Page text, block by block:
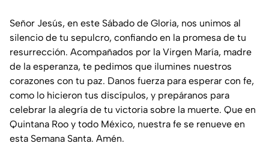
Señor Jesús, en este Sábado de Gloria, nos unimos al
silencio de tu sepulcro, confiando en la promesa de tu
resurrección. Acompañados por la Virgen María, madre
de la esperanza, te pedimos que ilumines nuestros
corazones con tu paz. Danos fuerza para esperar con fe,
como lo hicieron tus discípulos, y prepáranos para
celebrar la alegría de tu victoria sobre la muerte. Que en
Quintana Roo y todo México, nuestra fe se renueve en
esta Semana Santa. Amén.